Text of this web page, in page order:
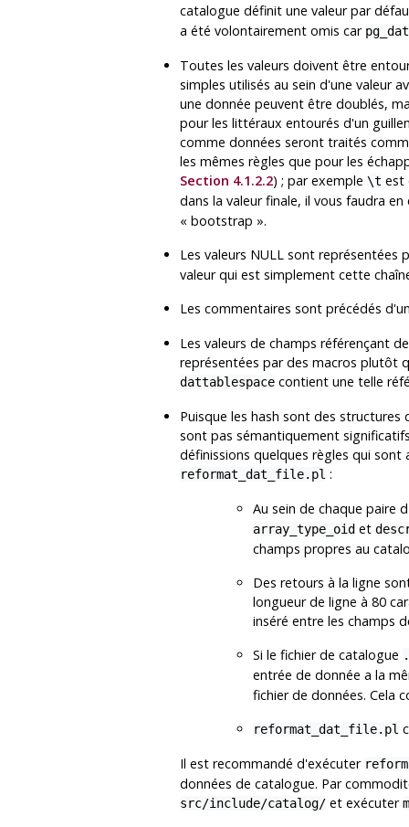
catalogue définit une valeur par
a été volontairement omis car
Toutes les valeurs doivent être
simples utilisés au sein d'une valeur
une donnée peuvent être doublés,
pour les littéraux entourés d'un
comme données seront traités
les mêmes règles que pour les
Section 4.1.2.2) ; par exemple \t est
dans la valeur finale, il vous faudra
« bootstrap ».
Les valeurs NULL sont représentées
valeur qui est simplement cette
Les commentaires sont précédés
Les valeurs de champs référençant
représentées par des macros plutôt
dattablespacecontient une telle
Puisque les hash sont des
sont pas sémantiquement
définissions quelques règles qui
reformat_dat_file.pl :
Au sein de chaque paire
array_type_oidet
champs propres au
Des retours à la ligne
longueur de ligne à 80
inséré entre les champs
Si le fichier de catalogue
entrée de donnée a la
fichier de données. Cela
reformat_dat_file.pl
Il est recommandé d'exécuter
données de catalogue. Par
src/include/catalog/et exécuter